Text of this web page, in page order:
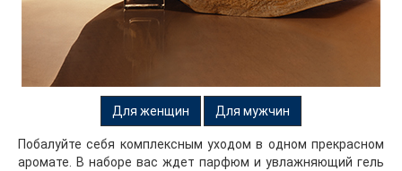
Для женщин Для мужчин
Побалуйте себя комплексным уходом в одном прекрасном
аромате. В наборе вас ждет парфюм и увлажняющий гель